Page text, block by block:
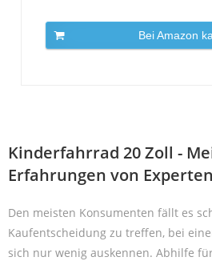
Bei Amazon
Kinderfahrrad 20 Zoll -
Erfahrungen von Experten
Den meisten Konsumenten fällt es
Kaufentscheidung zu treffen, bei
sich nur wenig auskennen. Abhilfe